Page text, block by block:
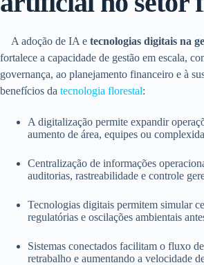
A adoção de IA e tecnologias digitais na
fortalece a capacidade de gestão em escala,
governança, ao planejamento financeiro e à
benefícios da tecnologia florestal:
A digitalização permite expandir
aumento de área, equipes ou
Centralização de informações
auditorias, rastreabilidade e controle
Tecnologias digitais permitem simular
regulatórias e oscilações ambientais
Sistemas conectados facilitam o fluxo
retrabalho e aumentando a velocidade